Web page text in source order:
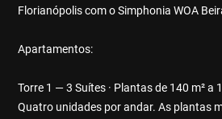
Florianópolis com o Simphonia WOA
Apartamentos:
Torre 1 — 3 Suítes · Plantas de 140 m² a
Quatro unidades por andar. As plantas